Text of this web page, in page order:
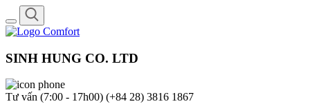
Toggle
navigation
SINH HUNG CO. LTD
Tư vấn (7:00 - 17h00) (+84 28) 3816 1867